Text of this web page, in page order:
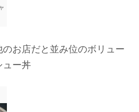
のお店だと並み位のボリュー
ュー丼